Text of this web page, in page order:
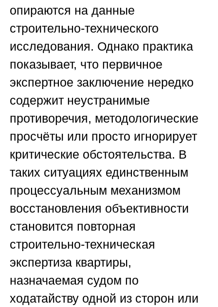
опираются на данные
строительно-технического
исследования. Однако практика
показывает, что первичное
экспертное заключение нередко
содержит неустранимые
противоречия, методологические
просчёты или просто игнорирует
критические обстоятельства. В
таких ситуациях единственным
процессуальным механизмом
восстановления объективности
становится повторная
строительно-техническая
экспертиза квартиры,
назначаемая судом по
ходатайству одной из сторон или